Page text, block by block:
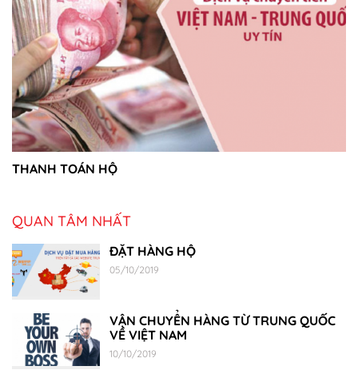
THANH TOÁN HỘ
QUAN TÂM NHẤT
ĐẶT HÀNG HỘ
05/10/2019
VẬN CHUYỂN HÀNG TỪ TRUNG QUỐC
VỀ VIỆT NAM
10/10/2019